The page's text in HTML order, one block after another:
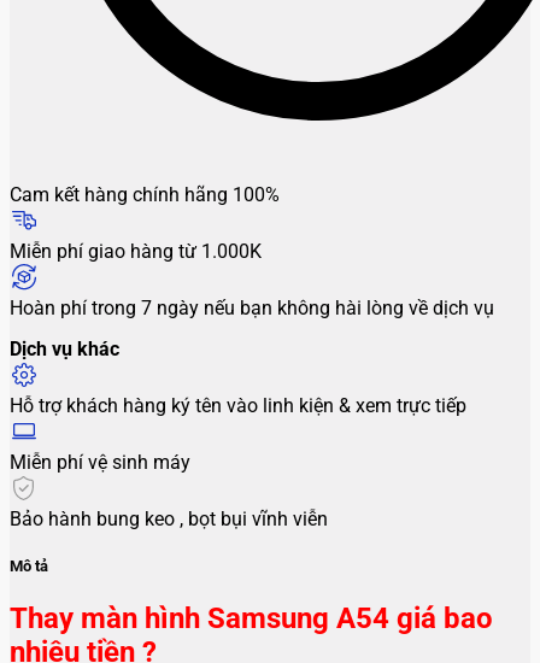
Cam kết hàng chính hãng 100%
Miễn phí giao hàng từ 1.000K
Hoàn phí trong 7 ngày nếu bạn không hài lòng về dịch vụ
Dịch vụ khác
Hỗ trợ khách hàng ký tên vào linh kiện & xem trực tiếp
Miễn phí vệ sinh máy
Bảo hành bung keo , bọt bụi vĩnh viễn
Mô tả
Thay màn hình Samsung A54 giá bao
nhiêu tiền ?